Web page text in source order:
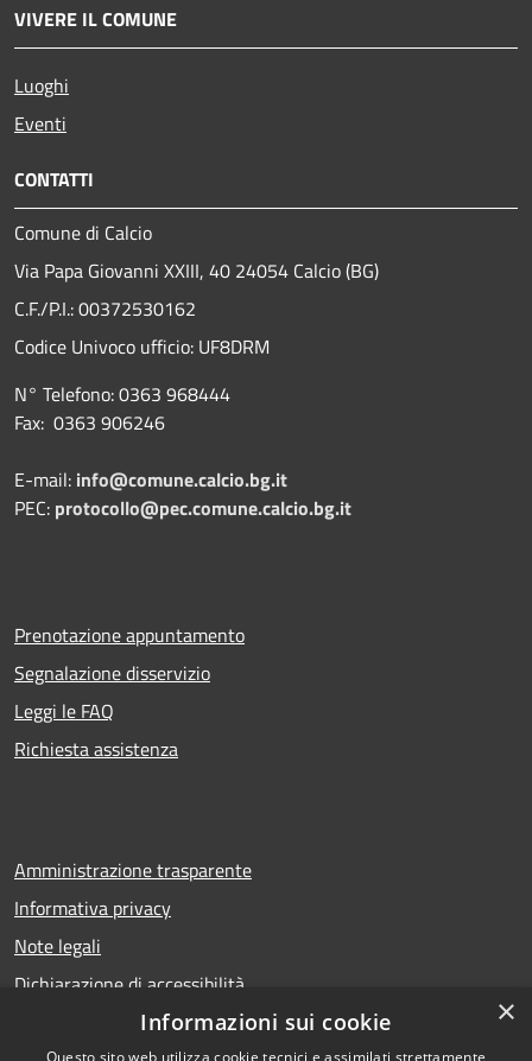
VIVERE IL COMUNE
Luoghi
Eventi
CONTATTI
Comune di Calcio
Via Papa Giovanni XXIII, 40 24054 Calcio (BG)
C.F./P.I.: 00372530162
Codice Univoco ufficio: UF8DRM
N° Telefono: 0363 968444
Fax: 0363 906246
E-mail: info@comune.calcio.bg.it
PEC: protocollo@pec.comune.calcio.bg.it
Prenotazione appuntamento
Segnalazione disservizio
Leggi le FAQ
Richiesta assistenza
Amministrazione trasparente
Informativa privacy
Note legali
Dichiarazione di accessibilità
×
Informazioni sui cookie
Questo sito web utilizza cookie tecnici e assimilati strettamente